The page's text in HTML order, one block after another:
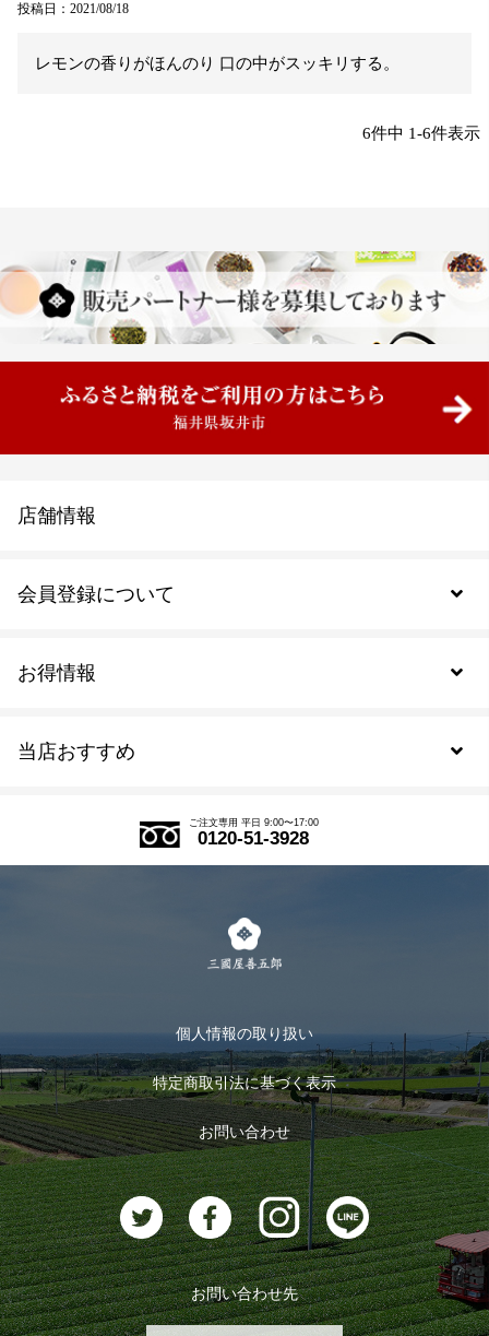
投稿日 2021/08/18
レモンの香りがほんのり 口の中がスッキリする。
6件中 1-6件表示
当店おすすめ
式部の香りシリーズ
お茶のギフト
おすすめのお茶
お茶に合うスイーツ
お得情報
会員登録について
会員規約について
ログイン
ログアウト
店舗情報
ご注文専用 平日 9:00〜17:00
0120-51-3928
個人情報の取り扱い
特定商取引法に基づく表示
お問い合わせ
お問い合わせ先